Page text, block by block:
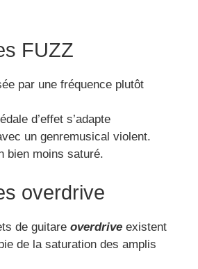
FUZZ
par une fréquence plutôt
d’effet s’adapte
un genremusical violent.
bien moins saturé.
overdrive
de guitare overdrive existent
de la saturation des amplis